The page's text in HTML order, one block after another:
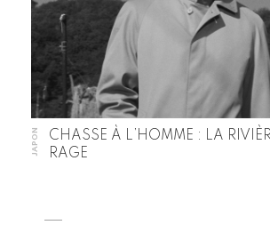
JAPON
CHASSE À L’HOMME : LA
RAGE